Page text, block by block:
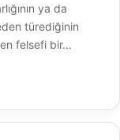
ya da
türediğinin
felsefi bir…